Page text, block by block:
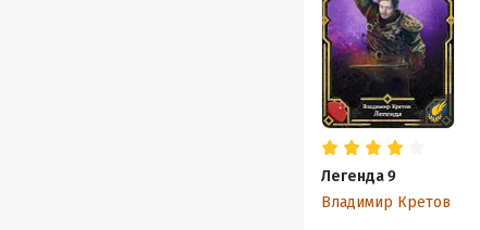
Легенда 9
Владимир Кретов